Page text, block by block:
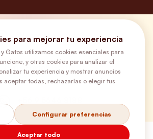
¿Necesitas ayuda?
Envíos Gratis
para mejorar tu experiencia
Gatos utilizamos cookies esenciales para
y otras cookies para analizar el
tu experiencia y mostrar anuncios
aceptar todas, rechazarlas o elegir tus
Configurar preferencias
Aceptar todo